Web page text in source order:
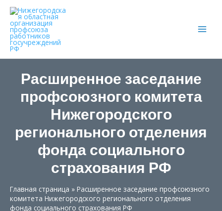
Расширенное заседание
профсоюзного комитета
Нижегородского
регионального отделения
фонда социального
страхования РФ
Главная страница » Расширенное заседание профсоюзного
комитета Нижегородского регионального отделения
фонда социального страхования РФ